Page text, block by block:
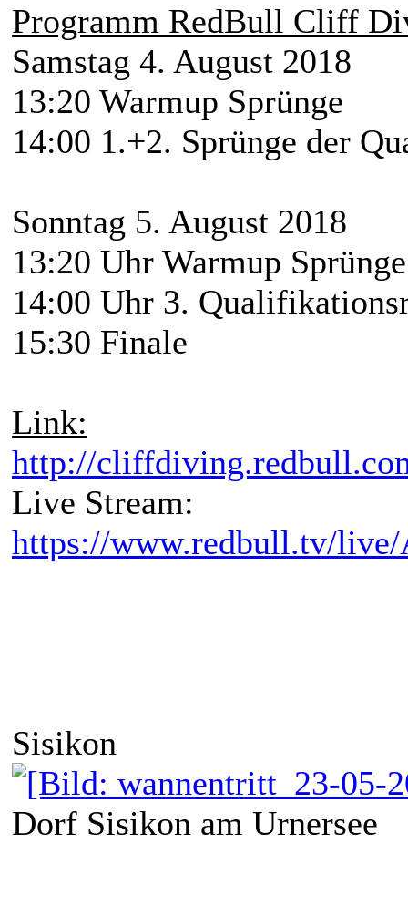
Programm RedBull Cliff
Samstag 4. August 2018
13:20 Warmup Sprünge
14:00 1.+2. Sprünge der
Sonntag 5. August 2018
13:20 Uhr Warmup Sprünge
14:00 Uhr 3.
15:30 Finale
Link:
http://
Live Stream:
https://www.redbull.tv/
Sisikon
Dorf Sisikon am Urnersee